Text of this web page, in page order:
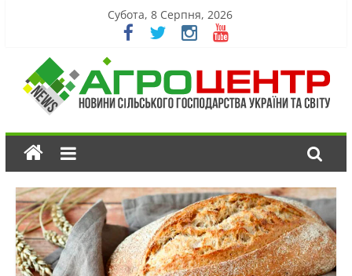
Субота, 8 Серпня, 2026